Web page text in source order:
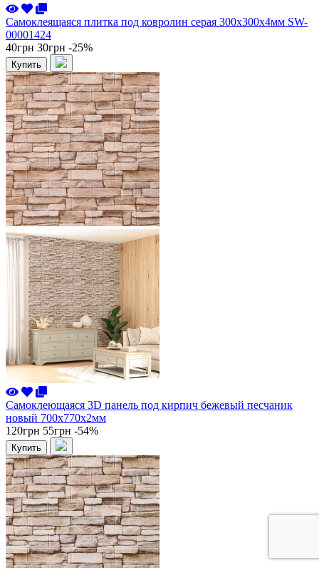
Самоклеящаяся плитка под ковролин серая 300х300х4мм SW-
00001424
40грн 30грн -25%
Купить
Самоклеющаяся 3D панель под кирпич бежевый песчаник
новый 700x770x2мм
120грн 55грн -54%
Купить